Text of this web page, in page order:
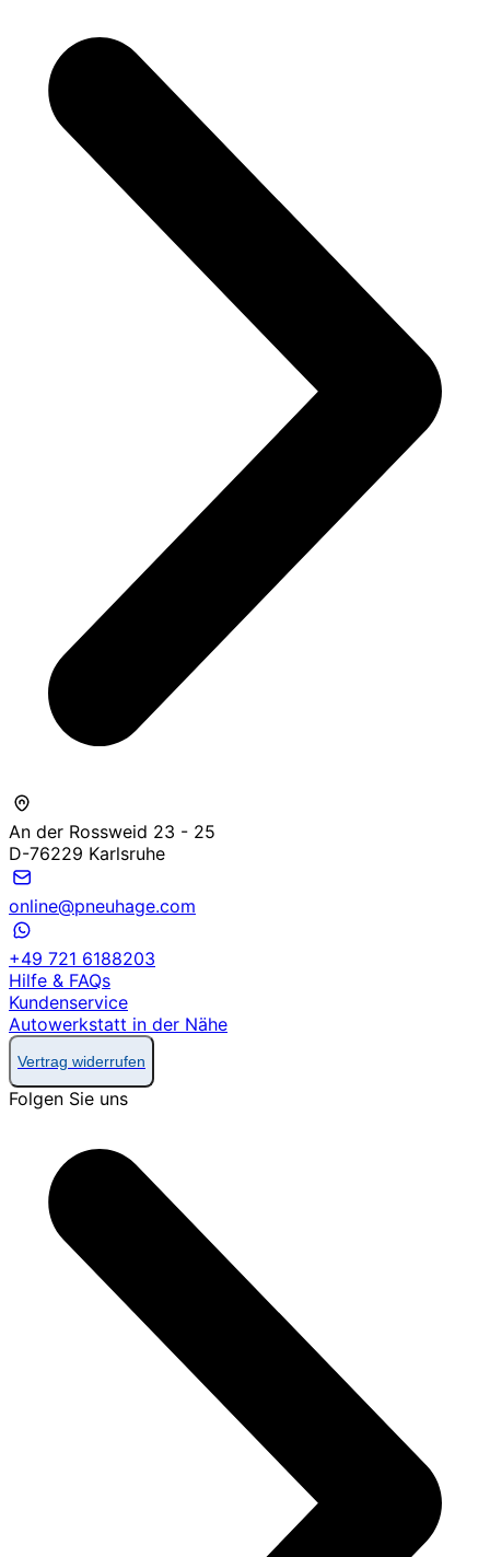
An der Rossweid 23 - 25
D-76229 Karlsruhe
online@pneuhage.com
+49 721 6188203
Hilfe & FAQs
Kundenservice
Autowerkstatt in der Nähe
Vertrag widerrufen
Folgen Sie uns